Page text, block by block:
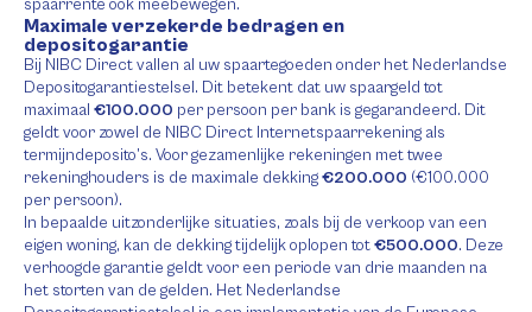
spaarrente ook meebewegen.
Maximale verzekerde bedragen en
depositogarantie
Bij NIBC Direct vallen al uw spaartegoeden onder het Nederlandse
Depositogarantiestelsel. Dit betekent dat uw spaargeld tot
maximaal €100.000 per persoon per bank is gegarandeerd. Dit
geldt voor zowel de NIBC Direct Internetspaarrekening als
termijndeposito’s. Voor gezamenlijke rekeningen met twee
rekeninghouders is de maximale dekking€200.000 (€100.000
per persoon).
In bepaalde uitzonderlijke situaties, zoals bij de verkoop van een
eigen woning, kan de dekking tijdelijk oplopen tot€500.000. Deze
verhoogde garantie geldt voor een periode van drie maanden na
het storten van de gelden. Het Nederlandse